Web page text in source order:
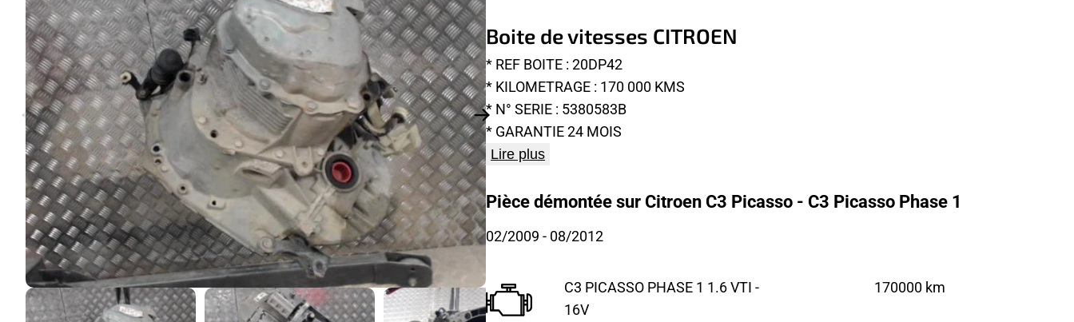
Boite de vitesses CITROEN
* REF BOITE : 20DP42
* KILOMETRAGE : 170 000 KMS
* N° SERIE : 5380583B
* GARANTIE 24 MOIS
Lire plus
Pièce démontée sur Citroen C3 Picasso - C3 Picasso Phase 1
02/2009 - 08/2012
C3 PICASSO PHASE 1 1.6 VTI -
16V
170000 km